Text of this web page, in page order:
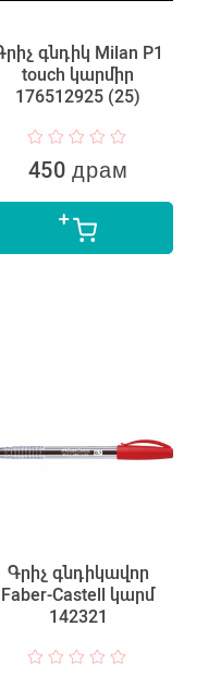
գնդիկ Milan P1
touch կարմիր
176512925 (25)
450 драм
Գրիչ գնդիկավոր
Faber-Castell կարմ
142321